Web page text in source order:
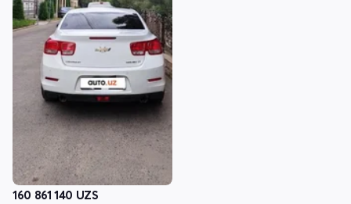
160 861 140 UZS